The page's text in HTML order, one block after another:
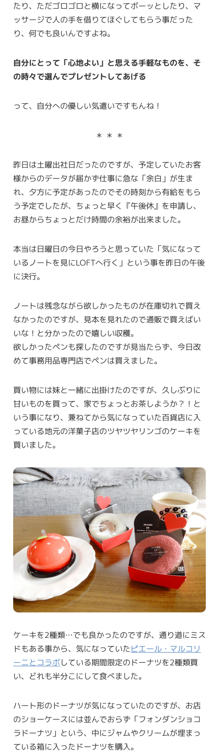
たり、ただゴロゴロと横になってボーッとしたり、マ
ッサージで人の手を借りてほぐしてもらう事だった
り、何でも良いんですよね。
自分にとって「心地よい」と思える手軽なものを、そ
の時々で選んでプレゼントしてあげる
って、自分への優しい気遣いですもんね！
＊ ＊ ＊
昨日は土曜出社日だったのですが、予定していたお客
様からのデータが届かず仕事に急な「余白」が生ま
れ、夕方に予定があったのでその時刻から有給をもら
う予定でしたが、ちょっと早く『午後休』を申請し、
お昼からちょっとだけ時間の余裕が出来ました。
本当は日曜日の今日やろうと思っていた「気になって
いるノートを見にLOFTへ行く」という事を昨日の午後
に決行。
ノートは残念ながら欲しかったものが在庫切れで買え
なかったのですが、見本を見れたので通販で買えばい
いな！と分かったので嬉しい収穫。
欲しかったペンも探したのですが見当たらず、今日改
めて事務用品専門店でペンは買えました。
買い物には妹と一緒に出掛けたのですが、久しぶりに
甘いものを買って、家でちょっとお茶しようか？！と
いう事になり、兼ねてから気になっていた百貨店に入
っている地元の洋菓子店のツヤツヤリンゴのケーキを
買いました。
ケーキを2種類…でも良かったのですが、通り道にミス
ドもある事から、気になっていたピエール・マルコリ
ーニとコラボしている期間限定のドーナツを2種類買
い、どれも半分こにして食べました。
ハート形のドーナツが気になっていたのですが、お店
のショーケースには並んでおらず「フォンダンショコ
ラドーナツ」という、中にジャムやクリームが埋まっ
ている箱に入ったドーナツを購入。